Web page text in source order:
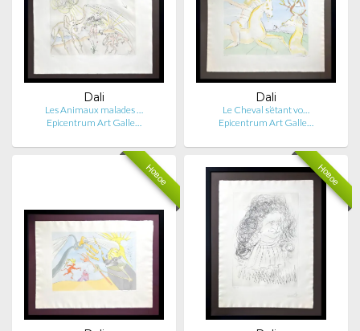
Dali
Les Animaux malades …
Epicentrum Art Galle…
Dali
Le Cheval s’étant vo…
Epicentrum Art Galle…
Новое Новое